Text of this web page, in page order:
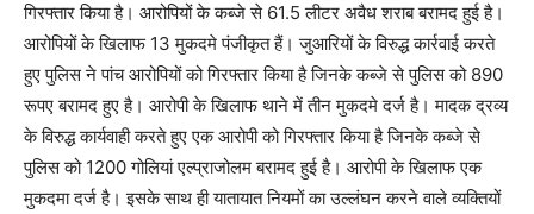
गिरफ्तार किया है। आरोपियों के कब्जे से 61.5 लीटर अवैध शराब बरामद हुई है।
आरोपियों के खिलाफ 13 मुकदमे पंजीकृत हैं। जुआरियों के विरुद्ध कार्रवाई करते
हुए पुलिस ने पांच आरोपियों को गिरफ्तार किया है जिनके कब्जे से पुलिस को 890
रूपए बरामद हुए है। आरोपी के खिलाफ थाने में तीन मुकदमे दर्ज है। मादक द्रव्य
के विरुद्ध कार्यवाही करते हुए एक आरोपी को गिरफ्तार किया है जिनके कब्जे से
पुलिस को 1200 गोलियां एल्प्राजोलम बरामद हुई है। आरोपी के खिलाफ एक
मुकदमा दर्ज है। इसके साथ ही यातायात नियमों का उल्लंघन करने वाले व्यक्तियों